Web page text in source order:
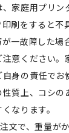
、家庭用プリ
刷をすると不
一故障した場
意ください。
身の責任でお
質上、コシの
なります。
文で、重量が